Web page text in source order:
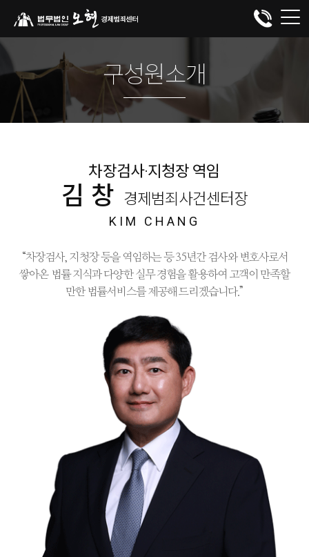
구성원소개
차장검사·지청장 역임
김창 경제범죄사건센터장
KIM CHANG
“차장검사, 지청장 등을 역임하는 등 35년간 검사와 변호사로서
쌓아온 법률 지식과 다양한 실무 경험을 활용하여 고객이 만족할
만한 법률서비스를 제공해 드리겠습니다.”